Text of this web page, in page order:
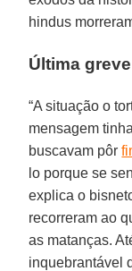
hindus
Última
“A situação o
mensagem
buscavam pôr
lo porque se
explica o
recorreram ao
as matanças.
inquebrantável